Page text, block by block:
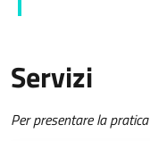
Servizi
Per presentare la